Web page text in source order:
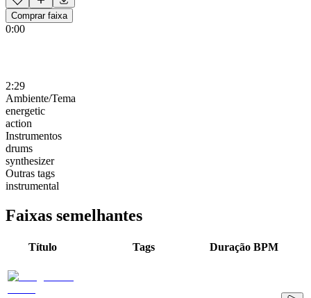
Comprar faixa
0:00
2:29
Ambiente/Tema
energetic
action
Instrumentos
drums
synthesizer
Outras tags
instrumental
Faixas semelhantes
Título Tags Duração BPM